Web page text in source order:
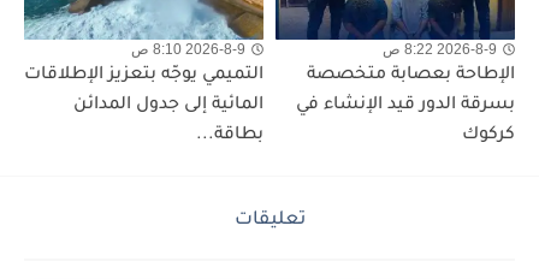
2026-8-9 8:22 ص
الإطاحة بعصابة متخصصة
بسرقة الدور قيد الإنشاء في
كركوك
2026-8-9 8:10 ص
التميمي يوجّه بتعزيز الإطلاقات
المائية إلى جدول المدائن
بطاقة...
تعليقات